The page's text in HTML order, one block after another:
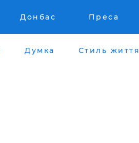
Донбас Преса
Думка Стиль життя